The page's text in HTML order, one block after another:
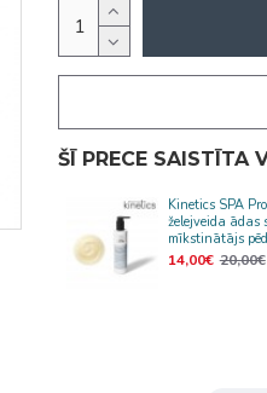
ŠĪ PRECE SAISTĪTA
Kinetics SPA
želejveida ādas
mīkstinātājs
14,00€ 20,00€